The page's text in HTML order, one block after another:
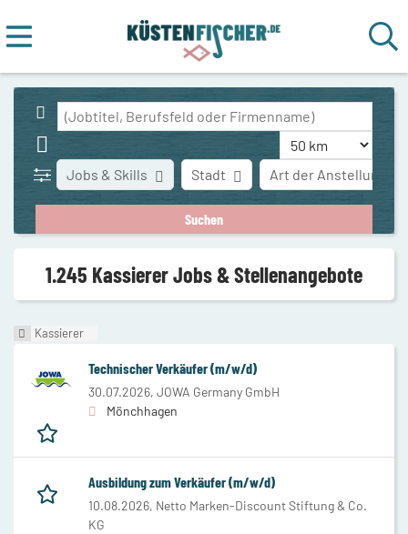
Stadt Art der Anstellung
Jobs & Skills
1.245 Kassierer Jobs & Stellenangebote
Kassierer
Technischer Verkäufer (m/w/d)
30.07.2026, JOWA Germany GmbH
Mönchhagen
Ausbildung zum Verkäufer (m/w/d)
10.08.2026, Netto Marken-Discount Stiftung & Co.
KG